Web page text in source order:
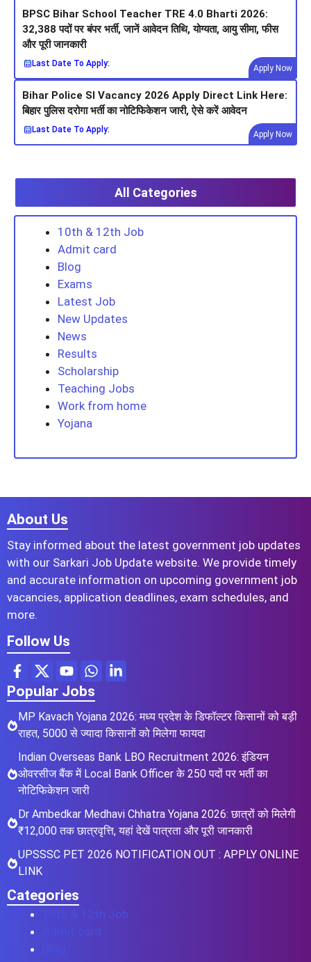
BPSC Bihar School Teacher TRE 4.0 Bharti 2026:
32,388 पदों पर बंपर भर्ती, जानें आवेदन तिथि, योग्यता, आयु सीमा, फीस
और पूरी जानकारी
Last Date To Apply:
Apply Now
Bihar Police SI Vacancy 2026 Apply Direct Link Here:
बिहार पुलिस दरोगा भर्ती का नोटिफिकेशन जारी, ऐसे करें आवेदन
Last Date To Apply:
Apply Now
All Categories
10th & 12th Job
Admit card
Blog
Exams
Latest Job
New Updates
News
Results
Scholarship
Teaching Jobs
Work from home
Yojana
About Us
Stay informed about the latest government job updates
with our Sarkari Job Update website. We provide timely
and accurate information on upcoming government job
vacancies, application deadlines, exam schedules, and
more.
Follow Us
Popular Jobs
MP Kavach Yojana 2026: मध्य प्रदेश के डिफॉल्टर किसानों को बड़ी
राहत, 5000 से ज्यादा किसानों को मिलेगा फायदा
Indian Overseas Bank LBO Recruitment 2026: इंडियन
ओवरसीज बैंक में Local Bank Officer के 250 पदों पर भर्ती का
नोटिफिकेशन जारी
Dr Ambedkar Medhavi Chhatra Yojana 2026: छात्रों को मिलेगी
₹12,000 तक छात्रवृत्ति, यहां देखें पात्रता और पूरी जानकारी
UPSSSC PET 2026 NOTIFICATION OUT : APPLY ONLINE
LINK
Categories
10th & 12th Job
Admit card